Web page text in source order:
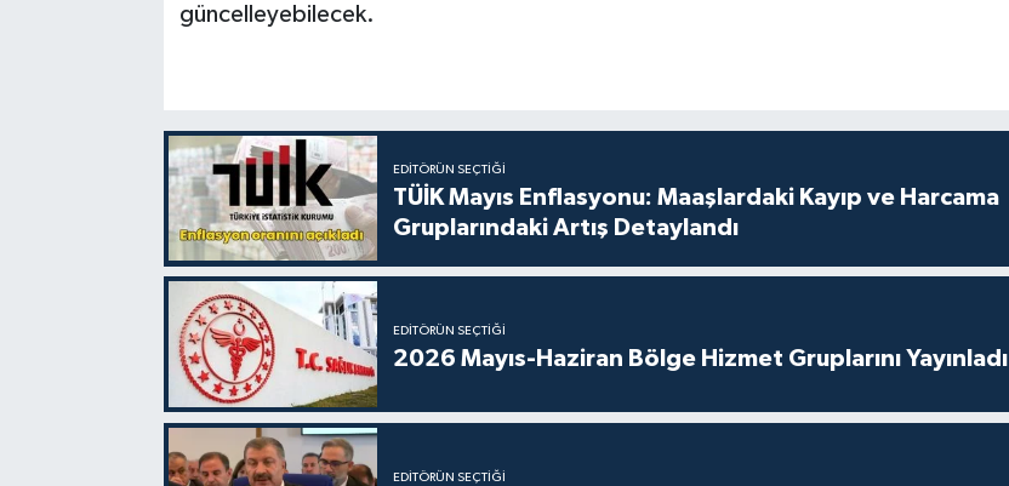
güncelleyebilecek.
EDITÖRÜN SEÇTIĞI
TÜİK Mayıs Enflasyonu: Maaşlardaki Kayıp ve Harcama
Gruplarındaki Artış Detaylandı
EDITÖRÜN SEÇTIĞI
2026 Mayıs-Haziran Bölge Hizmet Gruplarını Yayınladı
EDITÖRÜN SEÇTIĞI